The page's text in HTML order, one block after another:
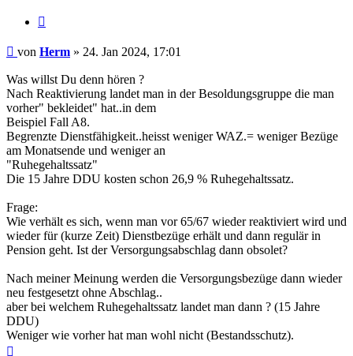
Beitrag
von Herm » 24. Jan 2024, 17:01
Was willst Du denn hören ?
Nach Reaktivierung landet man in der Besoldungsgruppe die man
vorher" bekleidet" hat..in dem
Beispiel Fall A8.
Begrenzte Dienstfähigkeit..heisst weniger WAZ.= weniger Bezüge
am Monatsende und weniger an
"Ruhegehaltssatz"
Die 15 Jahre DDU kosten schon 26,9 % Ruhegehaltssatz.
Frage:
Wie verhält es sich, wenn man vor 65/67 wieder reaktiviert wird und
wieder für (kurze Zeit) Dienstbezüge erhält und dann regulär in
Pension geht. Ist der Versorgungsabschlag dann obsolet?
Nach meiner Meinung werden die Versorgungsbezüge dann wieder
neu festgesetzt ohne Abschlag..
aber bei welchem Ruhegehaltssatz landet man dann ? (15 Jahre
DDU)
Weniger wie vorher hat man wohl nicht (Bestandsschutz).